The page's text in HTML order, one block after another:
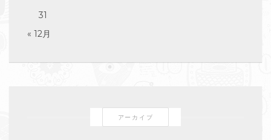
31
« 12月
アーカイブ